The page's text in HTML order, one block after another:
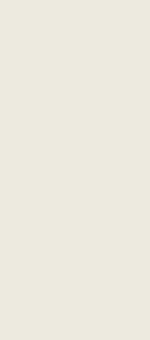
dass
der
der
im